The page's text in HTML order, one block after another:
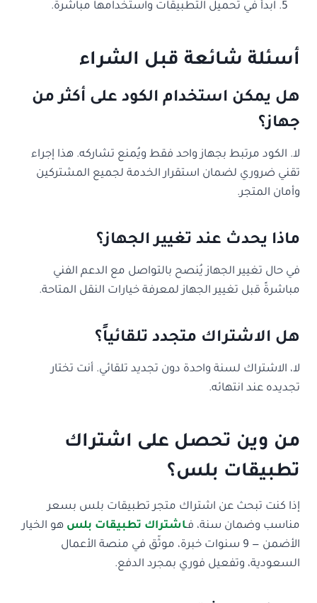
ابدأ في تحميل التطبيقات واستخدامها مباشرةً.
أسئلة شائعة قبل الشراء
هل يمكن استخدام الكود على أكثر من
جهاز؟
لا. الكود مرتبط بجهاز واحد فقط ويُمنع تشاركه. هذا إجراء
تقني ضروري لضمان استقرار الخدمة لجميع المشتركين
وأمان المتجر.
ماذا يحدث عند تغيير الجهاز؟
في حال تغيير الجهاز يُنصح بالتواصل مع الدعم الفني
مباشرةً قبل تغيير الجهاز لمعرفة خيارات النقل المتاحة.
هل الاشتراك متجدد تلقائياً؟
لا، الاشتراك لسنة واحدة دون تجديد تلقائي. أنت تختار
تجديده عند انتهائه.
من وين تحصل على اشتراك
تطبيقات بلس؟
إذا كنت تبحث عن اشتراك متجر تطبيقات بلس بسعر
مناسب وضمان سنة، فـاشتراك تطبيقات بلس هو الخيار
الأضمن — 9 سنوات خبرة، موثّق في منصة الأعمال
السعودية، وتفعيل فوري بمجرد الدفع.